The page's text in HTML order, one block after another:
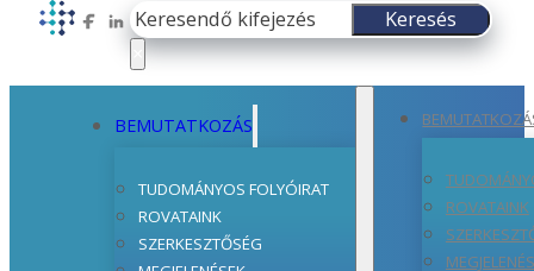
Follow us on Facebook
Follow us on LinkedIn
Keresés
Keresés
BEMUTATKOZÁS
TUDOMÁNYOS FOLYÓIRAT
ROVATAINK
SZERKESZTŐSÉG
ROVATAINK